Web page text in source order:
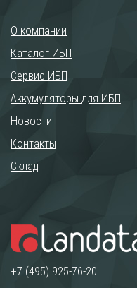
О компании
Каталог ИБП
Сервис ИБП
Аккумуляторы для ИБП
Новости
Контакты
Склад
+7 (495) 925-76-20